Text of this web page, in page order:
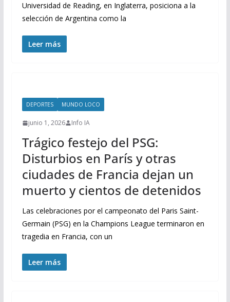
Universidad de Reading, en Inglaterra, posiciona a la
selección de Argentina como la
Leer más
DEPORTES MUNDO LOCO
junio 1, 2026 Info IA
Trágico festejo del PSG:
Disturbios en París y otras
ciudades de Francia dejan un
muerto y cientos de detenidos
Las celebraciones por el campeonato del Paris Saint-
Germain (PSG) en la Champions League terminaron en
tragedia en Francia, con un
Leer más